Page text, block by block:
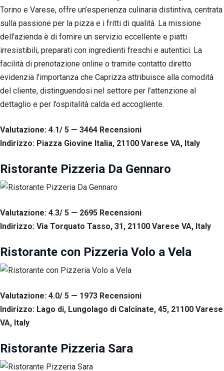
Torino e Varese, offre un’esperienza culinaria distintiva, centrata
sulla passione per la pizza e i fritti di qualità. La missione
dell’azienda è di fornire un servizio eccellente e piatti
irresistibili, preparati con ingredienti freschi e autentici. La
facilità di prenotazione online o tramite contatto diretto
evidenzia l’importanza che Caprizza attribuisce alla comodità
del cliente, distinguendosi nel settore per l’attenzione al
dettaglio e per l’ospitalità calda ed accogliente.
Valutazione: 4.1/ 5 — 3464 Recensioni
Indirizzo: Piazza Giovine Italia, 21100 Varese VA, Italy
Ristorante Pizzeria Da Gennaro
Valutazione: 4.3/ 5 — 2695 Recensioni
Indirizzo: Via Torquato Tasso, 31, 21100 Varese VA, Italy
Ristorante con Pizzeria Volo a Vela
Valutazione: 4.0/ 5 — 1973 Recensioni
Indirizzo: Lago di, Lungolago di Calcinate, 45, 21100 Varese
VA, Italy
Ristorante Pizzeria Sara
Esperienza
permettere
una migliore
esperienza
di
navigazione
sul nostro
sito durante
la tua visita.
Se rifiuti
alcune
funzioni del
disponibili.
Condividendo i
tuoi interessi e il
mentre visiti il
aumenti le
e offerte
personalizzati.